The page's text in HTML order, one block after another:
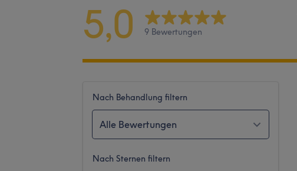
5,0 9 Bewertungen
Nach Behandlung filtern
Alle Bewertungen
Nach Sternen filtern